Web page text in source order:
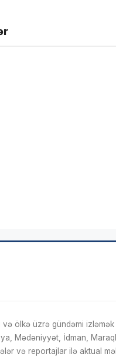
ölkə üzrə gündəmi izləmək
Mədəniyyət, İdman,
və reportajlar ilə aktual